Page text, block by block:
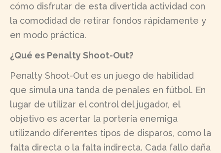
cómo disfrutar de esta divertida actividad con
la comodidad de retirar fondos rápidamente y
en modo práctica.
¿Qué es Penalty Shoot-Out?
Penalty Shoot-Out es un juego de habilidad
que simula una tanda de penales en fútbol. En
lugar de utilizar el control del jugador, el
objetivo es acertar la portería enemiga
utilizando diferentes tipos de disparos, como la
falta directa o la falta indirecta. Cada fallo daña